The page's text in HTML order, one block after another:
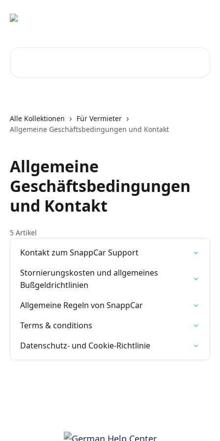
Alle Kollektionen
Für Vermieter
Allgemeine Geschäftsbedingungen und Kontakt
Allgemeine
Geschäftsbedingungen
und Kontakt
5 Artikel
Kontakt zum SnappCar Support
Stornierungskosten und allgemeines
Bußgeldrichtlinien
Allgemeine Regeln von SnappCar
Terms & conditions
Datenschutz- und Cookie-Richtlinie